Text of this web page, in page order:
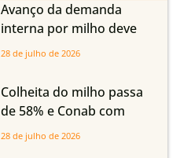
Avanço da demanda
interna por milho deve
compensar aumento da
em Mato Grosso, aponta
Imea
28 de julho de 2026
Colheita do milho passa
de 58% e Conab com
boas produtividades em
28 de julho de 2026